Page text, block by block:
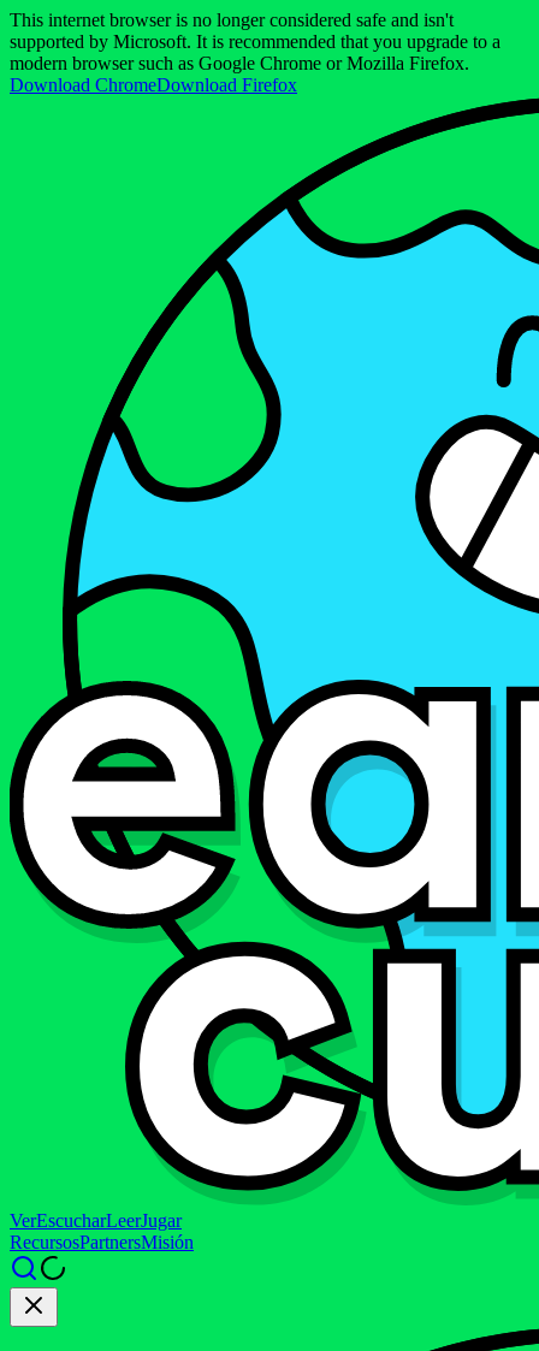
This internet browser is no longer considered safe and isn't
supported by Microsoft. It is recommended that you upgrade to a
modern browser such as Google Chrome or Mozilla Firefox.
Download ChromeDownload Firefox
VerEscucharLeerJugar
RecursosPartnersMisión